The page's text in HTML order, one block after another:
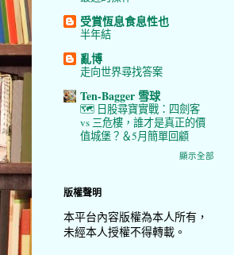
受賞恆息食息性也
半年結
亂博
走向世界尋找答案
Ten-Bagger 雪球
🗺️ 日股尋寶實戰：四劍客
vs 三危樓，誰才是真正的價
值城堡？＆5月簡單回顧
顯示全部
版權聲明
本平台內容版權為本人所有，
未經本人授權不得轉載。